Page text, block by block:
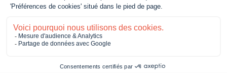
fréquente
On entend souvent que le PEA permet de “défiscaliser”.
En réalité, ce n’est pas tout à fait exact et il est important
de bien faire la distinction.